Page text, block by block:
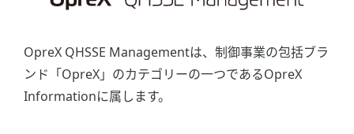
OpreX QHSSE Managementは、制御事業の包括ブラ
ンド「OpreX」のカテゴリーの一つであるOpreX
Informationに属します。